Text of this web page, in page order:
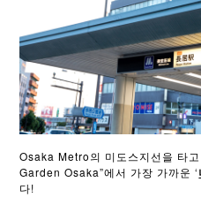
Osaka Metro의 미도스지선을 타
Garden Osaka”에서 가장 가까운 ‘
다!